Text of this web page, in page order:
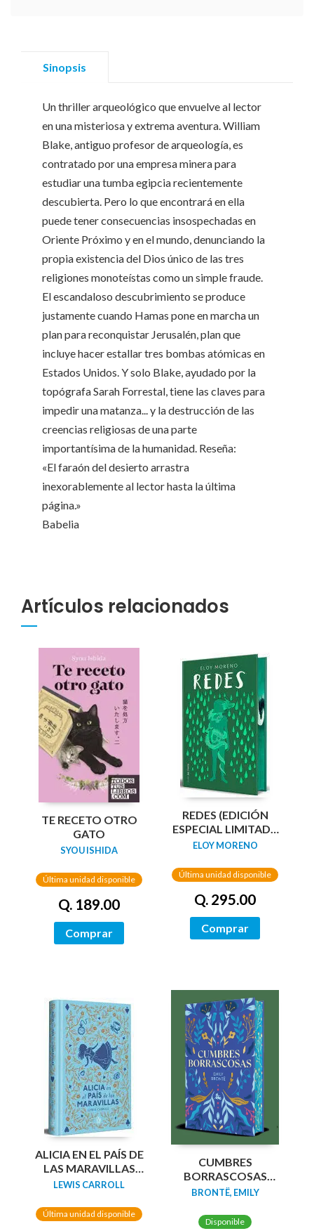
Sinopsis
Un thriller arqueológico que envuelve al lector
en una misteriosa y extrema aventura. William
Blake, antiguo profesor de arqueología, es
contratado por una empresa minera para
estudiar una tumba egipcia recientemente
descubierta. Pero lo que encontrará en ella
puede tener consecuencias insospechadas en
Oriente Próximo y en el mundo, denunciando la
propia existencia del Dios único de las tres
religiones monoteístas como un simple fraude.
El escandaloso descubrimiento se produce
justamente cuando Hamas pone en marcha un
plan para reconquistar Jerusalén, plan que
incluye hacer estallar tres bombas atómicas en
Estados Unidos. Y solo Blake, ayudado por la
topógrafa Sarah Forrestal, tiene las claves para
impedir una matanza... y la destrucción de las
creencias religiosas de una parte
importantísima de la humanidad. Reseña:
«El faraón del desierto arrastra
inexorablemente al lector hasta la última
página.»
Babelia
Artículos relacionados
TE RECETO OTRO
GATO
SYOU ISHIDA
Última unidad disponible
Q. 189.00
Comprar
REDES (EDICIÓN
ESPECIAL LIMITADA
GUARDAS DRAGÓN)
ELOY MORENO
Última unidad disponible
Q. 295.00
Comprar
ALICIA EN EL PAÍS DE
LAS MARAVILLAS
(EDICIÓN LIMITADA
PINTADOS)
LEWIS CARROLL
Última unidad disponible
CUMBRES
BORRASCOSAS
(EDICION LIMITADA
TINTADOS)
BRONTË, EMILY
Disponible